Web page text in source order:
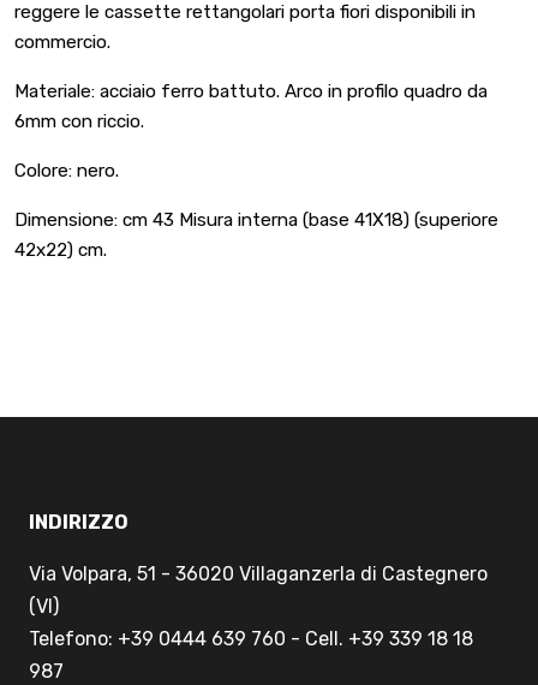
reggere le cassette rettangolari porta fiori disponibili in
commercio.
Materiale: acciaio ferro battuto. Arco in profilo quadro da
6mm con riccio.
Colore: nero.
Dimensione: cm 43 Misura interna (base 41X18) (superiore
42x22) cm.
INDIRIZZO
Via Volpara, 51 - 36020 Villaganzerla di Castegnero
(VI)
Telefono: +39 0444 639 760 - Cell. +39 339 18 18
987